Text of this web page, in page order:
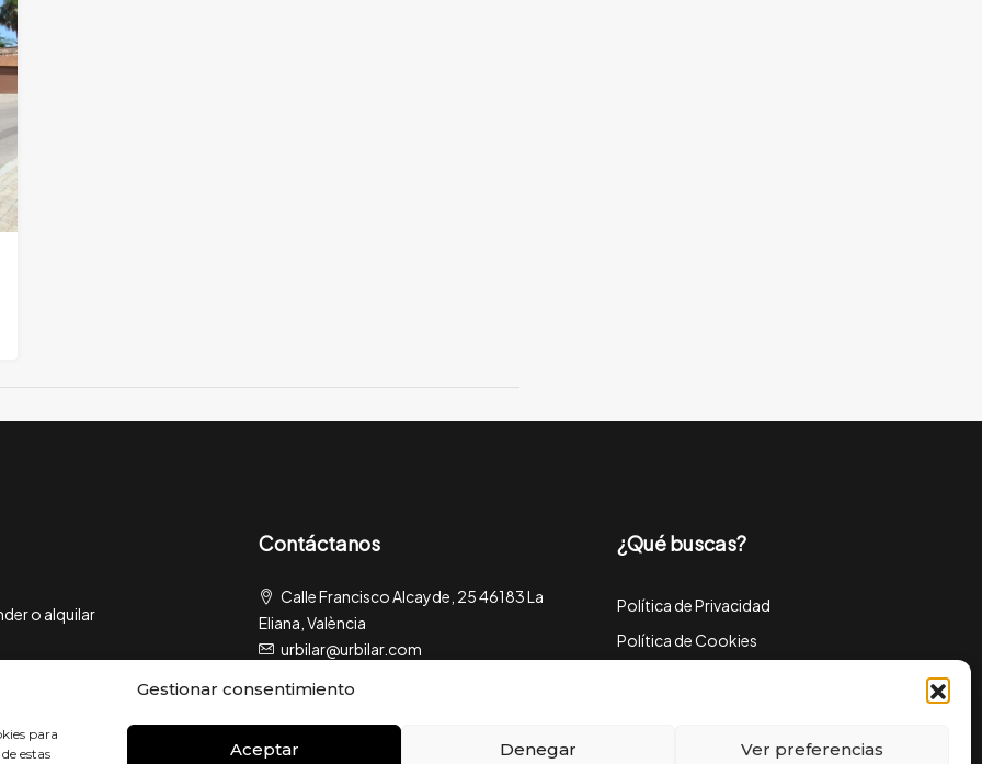
Gestionar consentimiento
para
estas
Aceptar Denegar Ver preferencias
o alquilar
Contáctanos
Calle Francisco Alcayde, 25 46183 La
Eliana, València
urbilar@urbilar.com
¿Qué buscas?
Política de Privacidad
Política de Cookies